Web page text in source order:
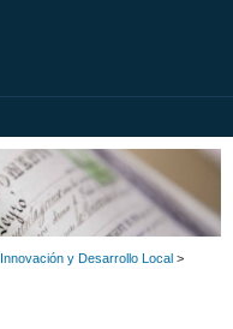
Innovación y Desarrollo Local >